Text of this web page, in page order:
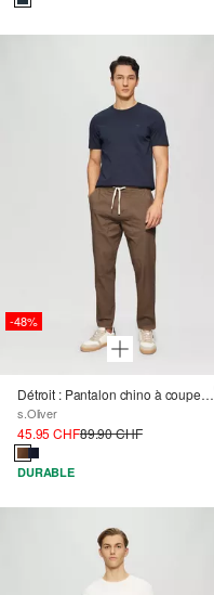
-48%
Détroit : Pantalon chino à coupe décontractée en coton extensible
s.Oliver
45.95 CHF89.90 CHF
DURABLE